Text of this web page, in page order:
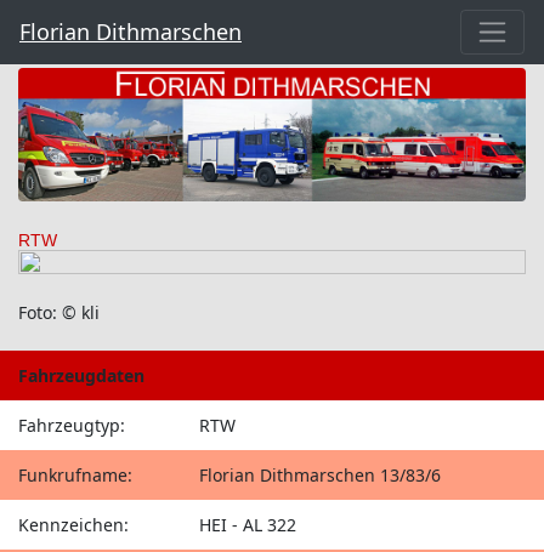
Florian Dithmarschen
RTW
Foto: © kli
Fahrzeugdaten
Fahrzeugtyp: RTW
Funkrufname: Florian Dithmarschen 13/83/6
Kennzeichen: HEI - AL 322